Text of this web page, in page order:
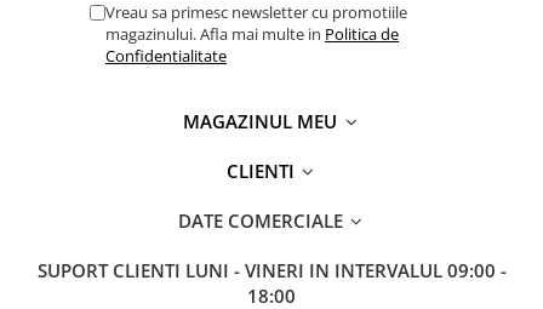
Vreau sa primesc newsletter cu promotiile
magazinului. Afla mai multe in Politica de
Confidentialitate
MAGAZINUL MEU
CLIENTI
DATE COMERCIALE
SUPORT CLIENTI LUNI - VINERI IN INTERVALUL 09:00 -
18:00